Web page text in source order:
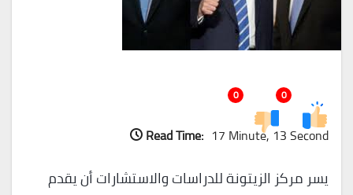
0
0
Read Time: 17 Minute, 13 Second
يسر مركز الزيتونة للدراسات والاستشارات أن يقدم